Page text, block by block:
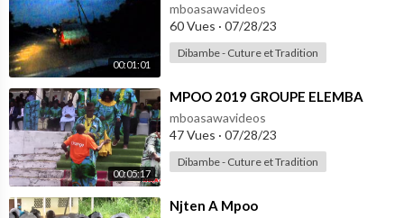
00:01:01
mboasawavideos
60 Vues · 07/28/23
Dibambe - Cuture et Tradition
00:05:17
⁣MPOO 2019 GROUPE ELEMBA
mboasawavideos
47 Vues · 07/28/23
Dibambe - Cuture et Tradition
⁣Njten A Mpoo